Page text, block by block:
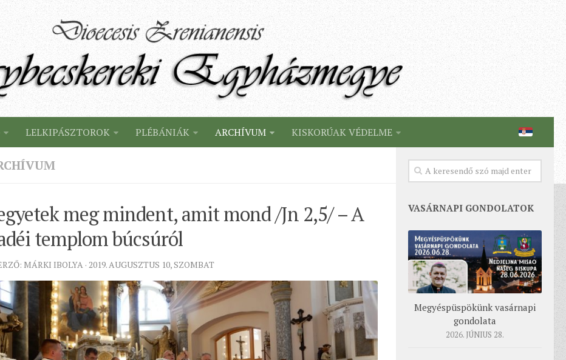
LELKIPÁSZTOROK PLÉBÁNIÁK ARCHÍVUM KISKORÚAK VÉDELME
meg mindent, amit mond /Jn 2,5/ – A
templom búcsúról
MÁRKI IBOLYA · 2019. AUGUSZTUS 10, SZOMBAT
VASÁRNAPI GONDOLATOK
Megyéspüspökünk vasárnapi
gondolata
2026. JÚNIUS 28.